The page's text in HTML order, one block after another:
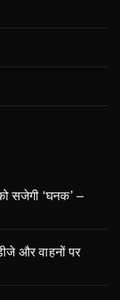
सजेगी ‘घनक’ –
और वाहनों पर